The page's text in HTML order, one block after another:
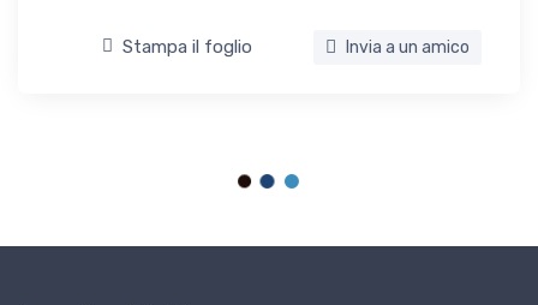
Stampa il foglio Invia a un amico